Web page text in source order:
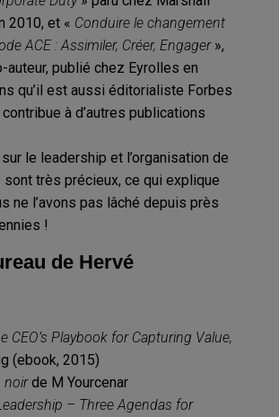
2010, et « Conduire le changement
ACE : Assimiler, Créer, Engager»,
auteur, publié chez Eyrolles en
qu’il est aussi éditorialiste Forbes
à d’autres publications
le leadership et l’organisation de
sont très précieux, ce qui explique
ne l’avons pas lâché depuis près
!
de Hervé
CEO’s Playbook for Capturing Value,
(ebook, 2015)
noirde M Yourcenar
– Three Agendas for